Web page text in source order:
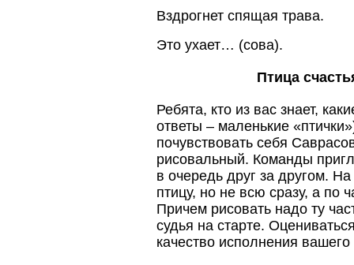
Вздрогнет спящая трава.
Это ухает… (сова).
Птица
Ребята, кто из вас знает,
ответы – маленькие
почувствовать себя
рисовальный. Команды
в очередь друг за другом.
птицу, но не всю сразу, а по
Причем рисовать надо ту
судья на старте.
качество исполнения